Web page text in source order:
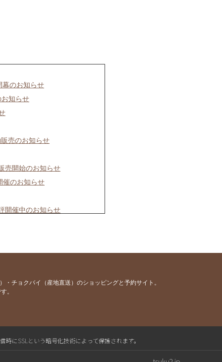
幕のお知らせ
知らせ
売のお知らせ
売開始のお知らせ
催のお知らせ
開催中のお知らせ
チョクバイ（産地直送）のショッピングと予約サイト。
。
にSSLという暗号化技術によって保護されます。